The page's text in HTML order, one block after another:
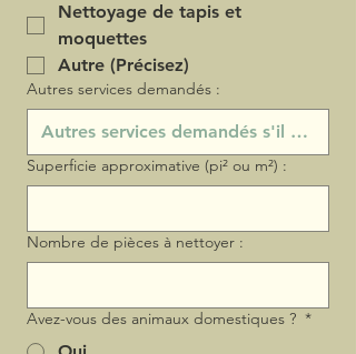
Nettoyage de tapis et
moquettes
Autre (Précisez)
Autres services demandés :
Superficie approximative (pi² ou m²) :
Nombre de pièces à nettoyer :
Avez-vous des animaux domestiques ? *